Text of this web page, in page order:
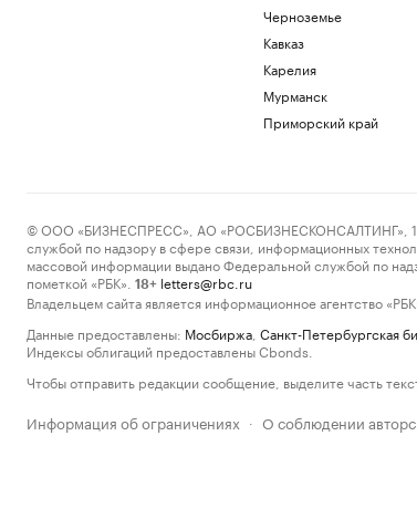
Черноземье
Кавказ
Карелия
Мурманск
Приморский край
© ООО «БИЗНЕСПРЕСС», АО «РОСБИЗНЕСКОНСАЛТИНГ»,
службой по надзору в сфере связи, информационных
массовой информации выдано Федеральной службой по
пометкой «РБК».
18+ letters@rbc.ru
Владельцем сайта является информационное агентство
Данные предоставлены: Мосбиржа Санкт-Петербургская
Индексы облигаций предоставлены Cbonds.
Чтобы отправить редакции сообщение, выделите часть
Информация об ограничениях · О соблюдении